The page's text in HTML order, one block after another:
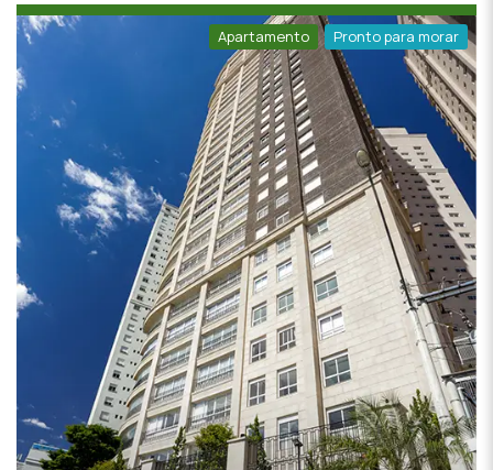
Apartamento Pronto para morar